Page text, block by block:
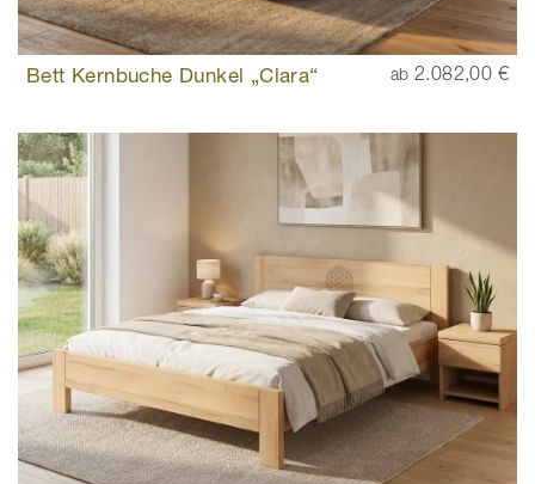
Bett Kernbuche Dunkel „Clara“ ab 2.082,00 €